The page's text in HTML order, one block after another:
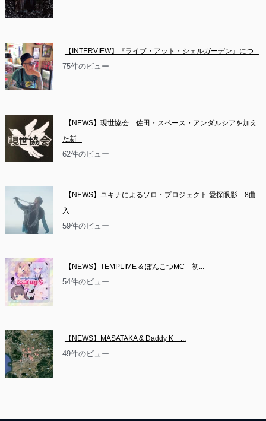
【INTERVIEW】『ライブ・アット・シェルガーデン』につ...
75件のビュー
【NEWS】現世協会　佐田・スペース・アンダルシアを加え
た新...
62件のビュー
【NEWS】ユキナによるソロ・プロジェクト 愛探眼影　8曲
入...
59件のビュー
【NEWS】TEMPLIME & ぽんこつMC　初...
54件のビュー
【NEWS】MASATAKA & Daddy K　...
49件のビュー